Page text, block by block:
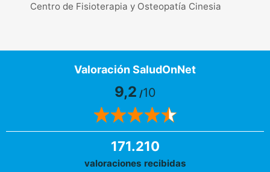
Centro de Fisioterapia y Osteopatía Cinesia
Valoración SaludOnNet
9,2 /10
171.210
valoraciones recibidas